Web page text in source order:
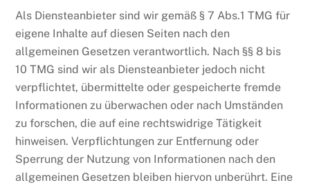
Als Diensteanbieter sind wir gemäß § 7 Abs.1 TMG für
eigene Inhalte auf diesen Seiten nach den
allgemeinen Gesetzen verantwortlich. Nach §§ 8 bis
10 TMG sind wir als Diensteanbieter jedoch nicht
verpflichtet, übermittelte oder gespeicherte fremde
Informationen zu überwachen oder nach Umständen
zu forschen, die auf eine rechtswidrige Tätigkeit
hinweisen. Verpflichtungen zur Entfernung oder
Sperrung der Nutzung von Informationen nach den
allgemeinen Gesetzen bleiben hiervon unberührt. Eine